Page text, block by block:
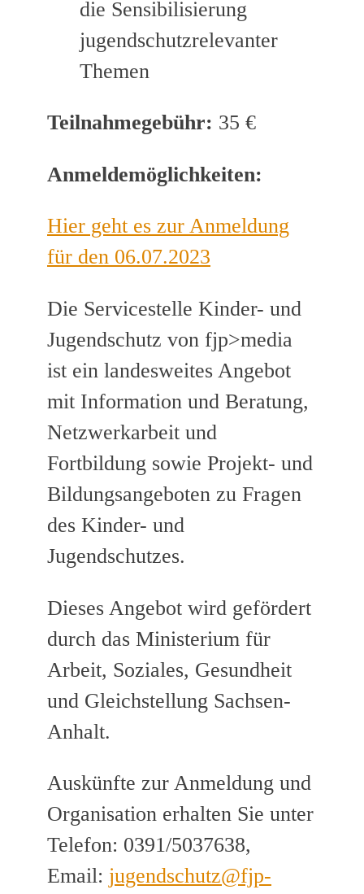
die Sensibilisierung
jugendschutzrelevanter
Themen
Teilnahmegebühr: 35 €
Anmeldemöglichkeiten:
Hier geht es zur Anmeldung
für den 06.07.2023
Die Servicestelle Kinder- und
Jugendschutz von fjp>media
ist ein landesweites Angebot
mit Information und Beratung,
Netzwerkarbeit und
Fortbildung sowie Projekt- und
Bildungsangeboten zu Fragen
des Kinder- und
Jugendschutzes.
Dieses Angebot wird gefördert
durch das Ministerium für
Arbeit, Soziales, Gesundheit
und Gleichstellung Sachsen-
Anhalt.
Auskünfte zur Anmeldung und
Organisation erhalten Sie unter
Telefon: 0391/5037638,
Email: jugendschutz@fjp-